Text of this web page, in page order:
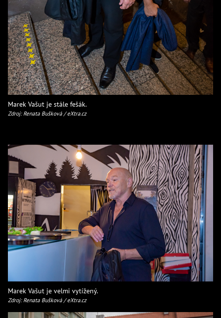
Marek Vašut je stále fešák.
Zdroj: Renata Bušková / eXtra.cz
Marek Vašut je velmi vytížený.
Zdroj: Renata Bušková / eXtra.cz